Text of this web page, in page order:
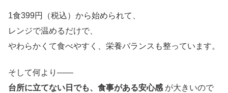
1食399円（税込）から始められて、
レンジで温めるだけで、
やわらかくて食べやすく、栄養バランスも整っています。
そして何より——
台所に立てない日でも、食事がある安心感 が大きいので